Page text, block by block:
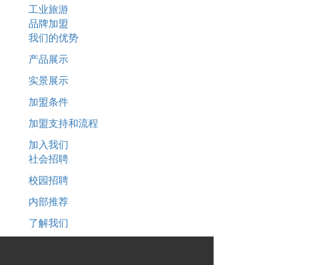
工业旅游
品牌加盟
我们的优势
产品展示
实景展示
加盟条件
加盟支持和流程
加入我们
社会招聘
校园招聘
内部推荐
了解我们